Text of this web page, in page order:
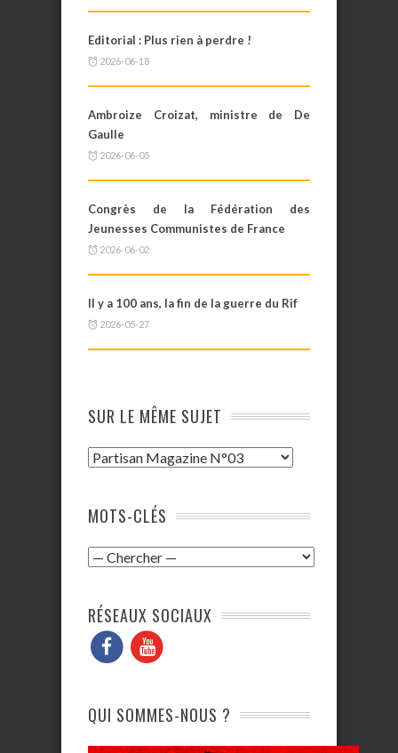
Editorial : Plus rien à perdre !
2026-06-18
Ambroize Croizat, ministre de De
Gaulle
2026-06-05
Congrès de la Fédération des
Jeunesses Communistes de France
2026-06-02
Il y a 100 ans, la fin de la guerre du Rif
2026-05-27
SUR LE MÊME SUJET
MOTS-CLÉS
RÉSEAUX SOCIAUX
QUI SOMMES-NOUS ?